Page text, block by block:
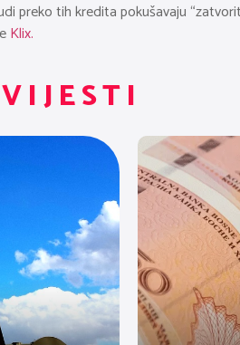
preko tih kredita pokušavaju
Klix.